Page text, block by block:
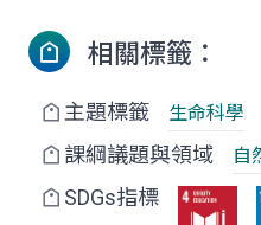
相關標籤：
主題標籤 生命科學
課綱議題與領域 自
SDGs指標